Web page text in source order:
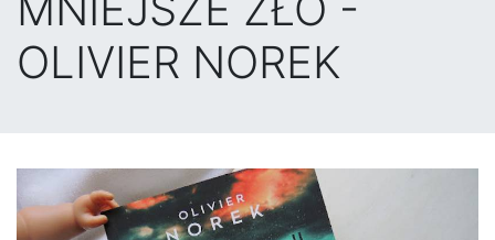
OLIVIER NOREK